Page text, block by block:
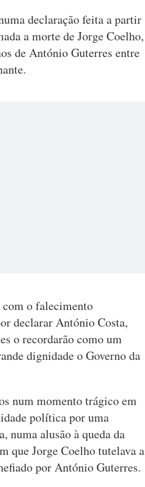
declaração feita a partir
a morte de Jorge Coelho,
de António Guterres entre
com o falecimento
declarar António Costa,
o recordarão como um
dignidade o Governo da
num momento trágico em
política por uma
numa alusão à queda da
que Jorge Coelho tutelava a
por António Guterres.